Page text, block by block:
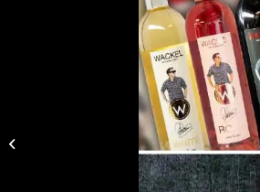
Peter Wackel LIVE im